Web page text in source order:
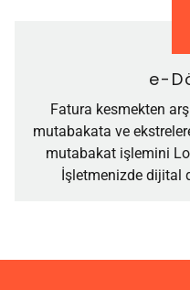
e-
Fatura kesmekten
mutabakata ve
mutabakat işlemini
İşletmenizde dijital